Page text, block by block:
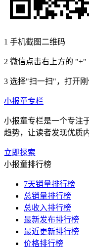
1 手机截图二维码
2 微信点击右上方的 "+"
3 选择"扫一扫"，打开
小报童专栏
小报童专栏是一个专注
趋势，让读者发现优质内
立即探索
小报童排行榜
7天销量排行榜
总销量排行榜
总收入排行榜
最新发布排行榜
最近更新排行榜
价格排行榜